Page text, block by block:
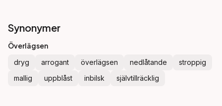
Synonymer
Överlägsen
dryg arrogant överlägsen nedlåtande
stroppig
mallig
uppblåst inbilsk självtillräcklig